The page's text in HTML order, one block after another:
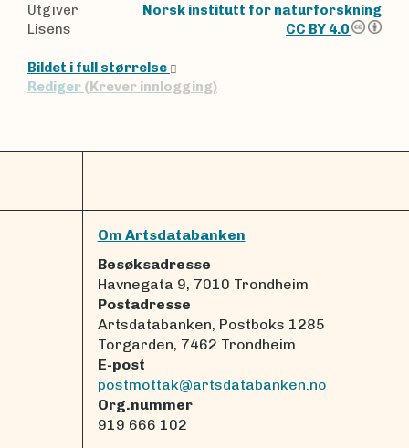
Utgiver
Norsk institutt for naturforskning
Lisens
CC BY 4.0
Bildet i full størrelse
Rediger (Krever innlogging)
Om Artsdatabanken
Besøksadresse
Havnegata 9, 7010 Trondheim
Postadresse
Artsdatabanken, Postboks 1285
Torgarden, 7462 Trondheim
E-post
postmottak@artsdatabanken.no
Org.nummer
919 666 102